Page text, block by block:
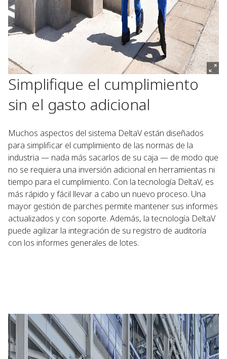
Simplifique el cumplimiento
sin el gasto adicional
Muchos aspectos del sistema DeltaV están diseñados
para simplificar el cumplimiento de las normas de la
industria — nada más sacarlos de su caja — de modo que
no se requiera una inversión adicional en herramientas ni
tiempo para el cumplimiento. Con la tecnología DeltaV, es
más rápido y fácil llevar a cabo un nuevo proceso. Una
mayor gestión de parches permite mantener sus informes
actualizados y con soporte. Además, la tecnología DeltaV
puede agilizar la integración de su registro de auditoría
con los informes generales de lotes.